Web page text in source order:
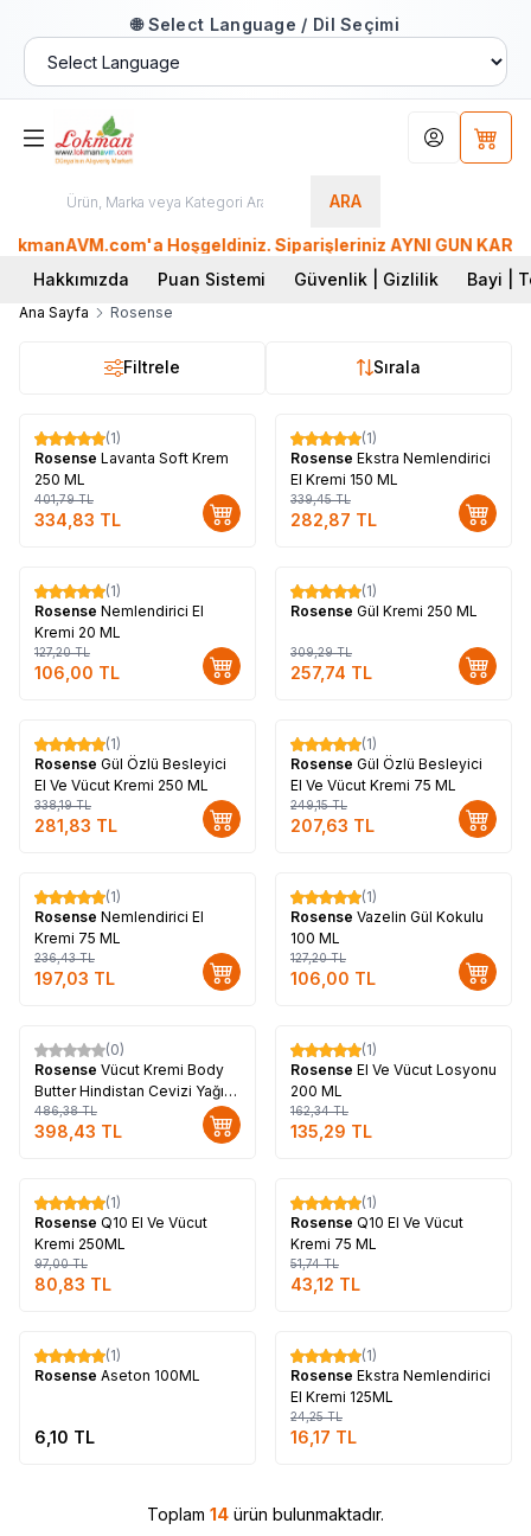
🌐 Select Language / Dil Seçimi
ARA
Hesabım
Hoşgeldiniz. Siparişleriniz AYNI GÜN
Hakkımızda
Puan Sistemi Güvenlik | Gizlilik Bayi |
Ana Sayfa Rosense
Filtrele Sırala
%17
(1)
Rosense Lavanta Soft Krem
250 ML
401,79TL
334,83 TL
%17
(1)
Rosense Ekstra Nemlendirici
El Kremi 150 ML
339,45TL
282,87 TL
%17
(1)
Rosense Nemlendirici El
Kremi 20 ML
127,20TL
106,00 TL
%17
(1)
Rosense Gül Kremi 250 ML
309,29TL
257,74 TL
%17
(1)
Rosense Gül Özlü Besleyici
El Ve Vücut Kremi 250 ML
338,19TL
281,83 TL
%17
(1)
Rosense Gül Özlü Besleyici
El Ve Vücut Kremi 75 ML
249,15TL
207,63 TL
%17
(1)
Rosense Nemlendirici El
Kremi 75 ML
236,43TL
197,03 TL
%17
(1)
Rosense Vazelin Gül Kokulu
100 ML
127,20TL
106,00 TL
%18
(0)
Rosense Vücut Kremi Body
Butter Hindistan Cevizi Yağı
ve Gül Yağlı Nemlendirici
Bakım 150 ML
486,38TL
398,43 TL
%17
(1)
Rosense El Ve Vücut Losyonu
200 ML
162,34TL
135,29 TL
%17
(1)
Rosense Q10 El Ve Vücut
Kremi 250ML
97,00TL
80,83 TL
%17
(1)
Rosense Q10 El Ve Vücut
Kremi 75 ML
51,74TL
43,12 TL
(1)
Rosense Aseton 100ML
6,10 TL
%33
(1)
Rosense Ekstra Nemlendirici
El Kremi 125ML
24,25TL
16,17 TL
Toplam 14 ürün bulunmaktadır.